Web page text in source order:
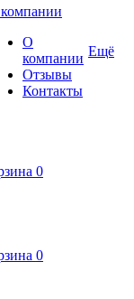
О
компании
Отзывы
Контакты
Ещё
0
0